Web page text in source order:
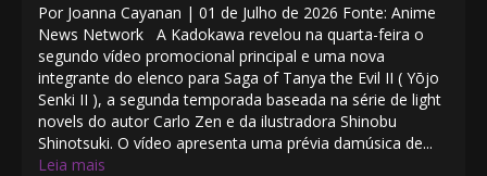
Por Joanna Cayanan | 01 de Julho de 2026 Fonte: Anime
News Network A Kadokawa revelou na quarta-feira o
segundo vídeo promocional principal e uma nova
integrante do elenco para Saga of Tanya the Evil II ( Yōjo
Senki II ), a segunda temporada baseada na série de light
novels do autor Carlo Zen e da ilustradora Shinobu
Shinotsuki. O vídeo apresenta uma prévia damúsica de...
Leia mais